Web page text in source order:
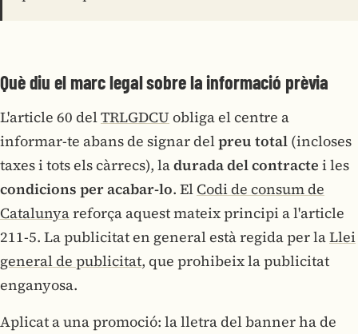
Què diu el marc legal sobre la informació prèvia
L'article 60 delTRLGDCU obliga el centre a
informar-te abans de signar delpreu total (incloses
taxes i tots els càrrecs), ladurada del contracte i les
condicions per acabar-lo. El Codi de consum de
Catalunyareforça aquest mateix principi a l'article
211-5. La publicitat en general està regida per laLlei
general de publicitat, que prohibeix la publicitat
enganyosa.
Aplicat a una promoció: la lletra del banner ha de